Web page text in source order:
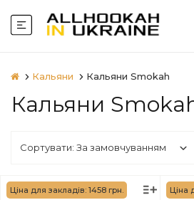
Кальяни Кальяни Smokah
Кальяни
Ціна для закладів: 1458 грн. Ціна